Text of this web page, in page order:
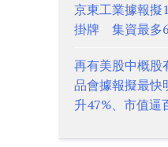
京東工業據報擬
掛牌 集資最多
再有美股中概
品會據報擬最
升47%、市值逼